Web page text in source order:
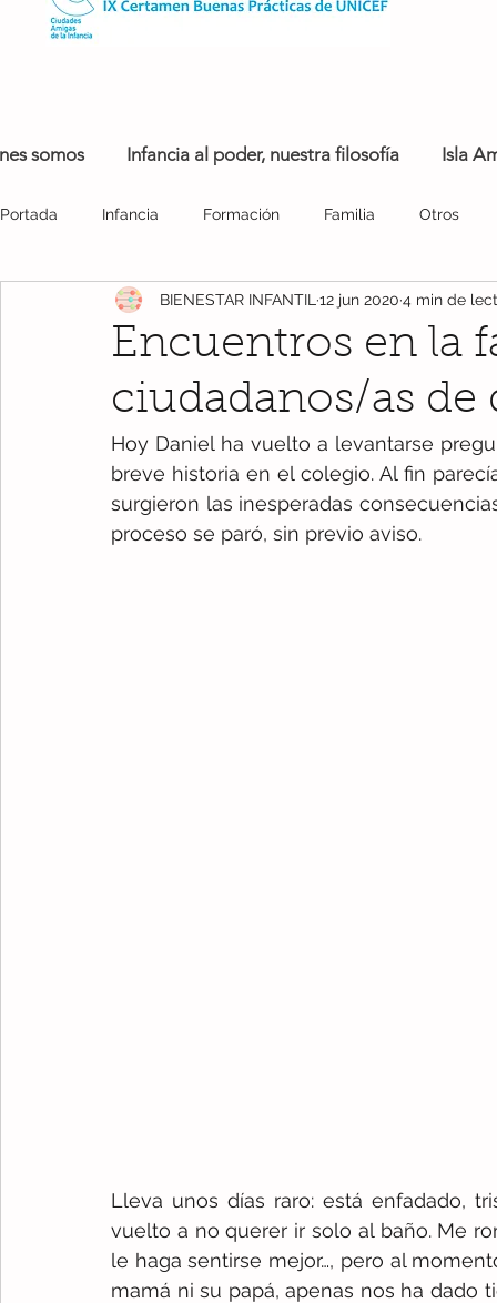
somos Infancia al poder, nuestra filosofía Isla
Portada Infancia Formación Familia Otros
Salud Recomendaciones Emociones
maltrato infantil Día Internacional Juego
día de la paz Verano paz
Encuentros en la
ciudadanos/as de
BIENESTAR INFANTIL 12 jun 2020 4 min de
Hoy Daniel ha vuelto a levantarse
breve historia en el colegio. Al fin
surgieron las inesperadas
proceso se paró, sin previo aviso.
Lleva unos días raro: está enfadado,
vuelto a no querer ir solo al baño. Me
le haga sentirse mejor…, pero al
mamá ni su papá, apenas nos ha dado